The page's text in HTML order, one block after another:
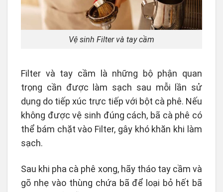
Vệ sinh Filter và tay cầm
Filter và tay cầm là những bộ phận quan
trọng cần được làm sạch sau mỗi lần sử
dụng do tiếp xúc trực tiếp với bột cà phê. Nếu
không được vệ sinh đúng cách, bã cà phê có
thể bám chặt vào Filter, gây khó khăn khi làm
sạch.
Sau khi pha cà phê xong, hãy tháo tay cầm và
gõ nhẹ vào thùng chứa bã để loại bỏ hết bã